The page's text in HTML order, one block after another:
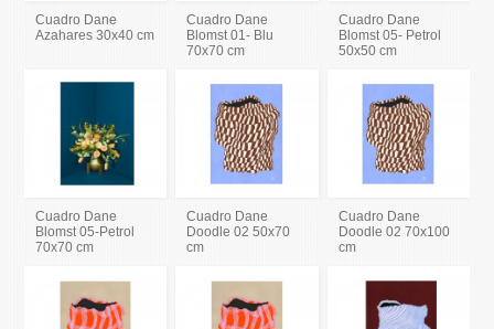
Cuadro Dane
Azahares 30x40 cm
Cuadro Dane
Blomst 01- Blu
70x70 cm
Cuadro Dane
Blomst 05- Petrol
50x50 cm
Cuadro Dane
Blomst 05-Petrol
70x70 cm
Cuadro Dane
Doodle 02 50x70
cm
Cuadro Dane
Doodle 02 70x100
cm